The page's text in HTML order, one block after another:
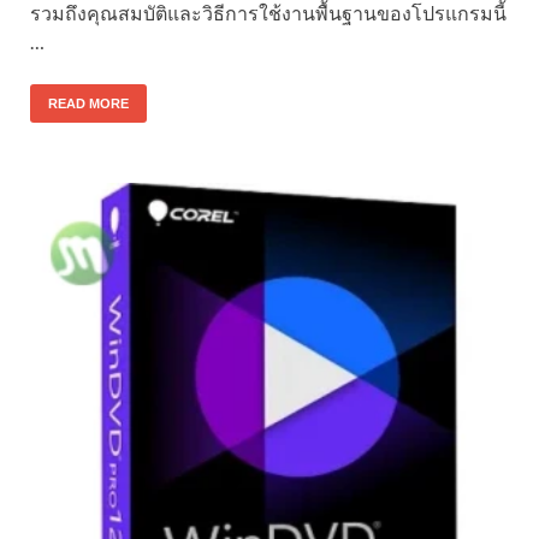
รวมถึงคุณสมบัติและวิธีการใช้งานพื้นฐานของโปรแกรมนี้
…
READ MORE